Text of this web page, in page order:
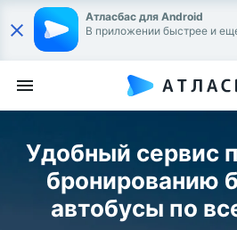
Атласбас для Android
В приложении быстрее и
Удобный сервис
бронированию
автобусы по